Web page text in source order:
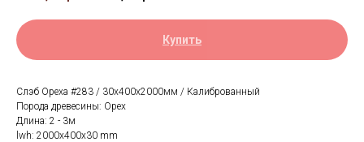
Купить
Слэб Ореха #283 / 30х400х2000мм / Калиброванный
Порода древесины: Орех
Длина: 2 - 3м
lwh: 2000x400x30 mm